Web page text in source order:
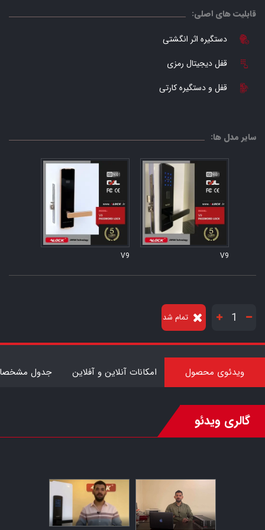
قابلیت های اصلی:
دستگیره اثر انگشتی
قفل دیجیتال رمزی
قفل و دستگیره کارتی
سایر مدل ها:
V9
V9
تمام شد
ویدئوی محصول امکانات آنلاین و آفلاین جدول
گالری ویدئو